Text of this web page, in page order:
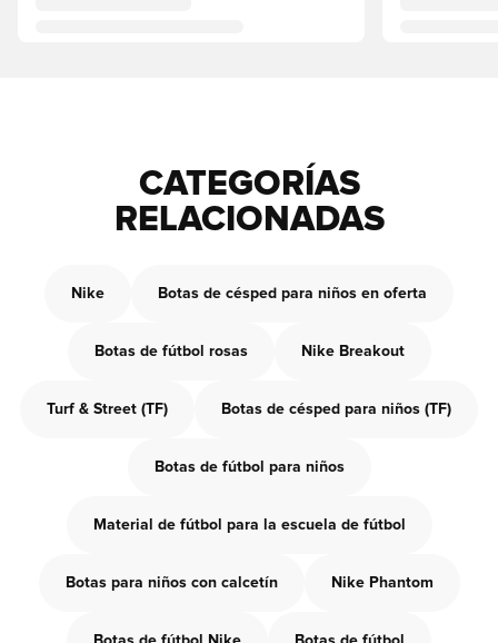
CATEGORÍAS
RELACIONADAS
Nike Botas de césped para niños en oferta
Botas de fútbol rosas Nike Breakout
Turf & Street (TF) Botas de césped para niños (TF)
Botas de fútbol para niños
Material de fútbol para la escuela de fútbol
Botas para niños con calcetín Nike Phantom